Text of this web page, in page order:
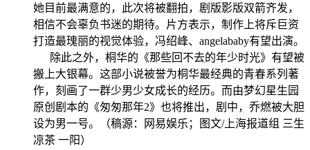
她目前最满意的，此次将被翻拍，剧版影版双箭齐发，
相信不会辜负书迷的期待。片方表示，制作上将斥巨资
打造最瑰丽的视觉体验，冯绍峰、angelababy有望出演。
除此之外，桐华的《那些回不去的年少时光》有望被
搬上大银幕。这部小说被誉为桐华最经典的青春系列著
作，刻画了一群少男少女成长的经历。而由梦幻星生园
原创剧本的《匆匆那年2》也将推出，剧中，乔燃被大胆
设为男一号。（稿源：网易娱乐；图文/上海报道组 三生
凉茶 一阳）